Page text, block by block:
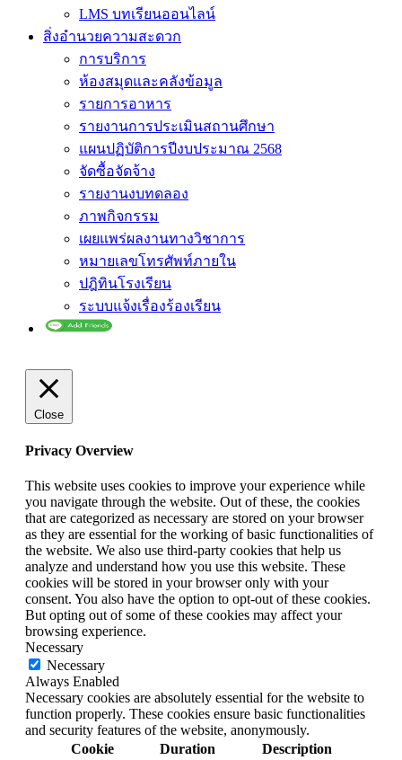
LMS บทเรียนออนไลน์
สิ่งอำนวยความสะดวก
การบริการ
ห้องสมุดและคลังข้อมูล
รายการอาหาร
รายงานการประเมินสถานศึกษา
แผนปฏิบัติการปีงบประมาณ 2568
จัดซื้อจัดจ้าง
รายงานงบทดลอง
ภาพกิจกรรม
เผยแพร่ผลงานทางวิชาการ
หมายเลขโทรศัพท์ภายใน
ปฎิทินโรงเรียน
ระบบแจ้งเรื่องร้องเรียน
Close
Privacy Overview
This website uses cookies to improve your experience while
you navigate through the website. Out of these, the cookies
that are categorized as necessary are stored on your browser
as they are essential for the working of basic functionalities of
the website. We also use third-party cookies that help us
analyze and understand how you use this website. These
cookies will be stored in your browser only with your
consent. You also have the option to opt-out of these cookies.
But opting out of some of these cookies may affect your
browsing experience.
Necessary
Necessary
Always Enabled
Necessary cookies are absolutely essential for the website to
function properly. These cookies ensure basic functionalities
and security features of the website, anonymously.
Cookie
Duration Description